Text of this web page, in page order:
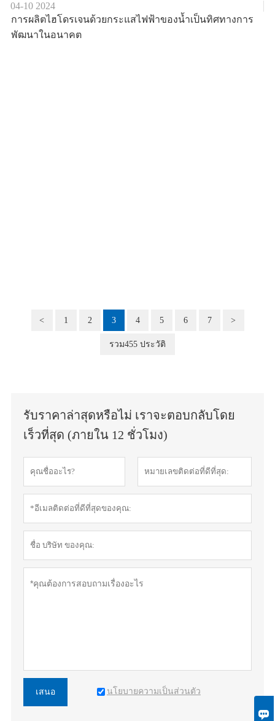

04-10 2024
การผลิตไฮโดรเจนด้วยกระแสไฟฟ้าของน้ำเป็นทิศทางการ
พัฒนาในอนาคต
< 1 2 3 4 5 6 7 >
รวม455 ประวัติ
รับราคาล่าสุดหรือไม่ เราจะตอบกลับโดย
เร็วที่สุด (ภายใน 12 ชั่วโมง)
เสนอ นโยบายความเป็นส่วนตัว